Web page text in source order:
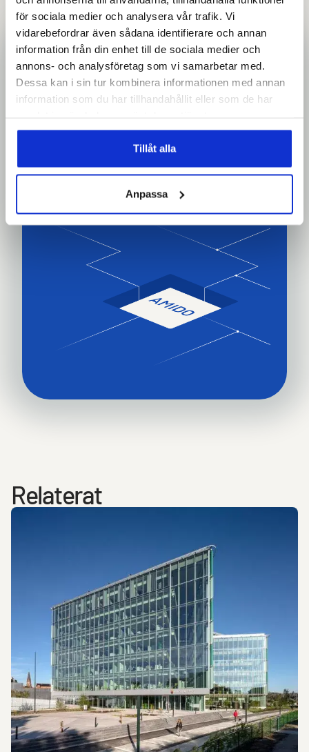
för sociala medier och analysera vår trafik. Vi
vidarebefordrar även sådana identifierare och annan
information från din enhet till de sociala medier och
annons- och analysföretag som vi samarbetar med.
Dessa kan i sin tur kombinera informationen med annan
information som du har tillhandahållit eller som de har
Tillåt alla
Anpassa
Vill du veta mer om hur
Smart Access kan
hjälpa er?
Relaterat